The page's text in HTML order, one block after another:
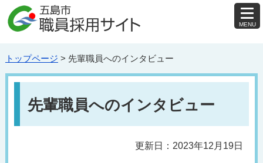
MENU
を
トップページ > 先輩職員へのインタビュー
先輩職員へのインタビュー
更新日：2023年12月19日